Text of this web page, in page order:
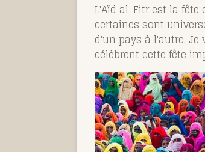
L'Aïd al-Fitr est la
certaines sont
d'un pays à l'autre.
célèbrent cette fête